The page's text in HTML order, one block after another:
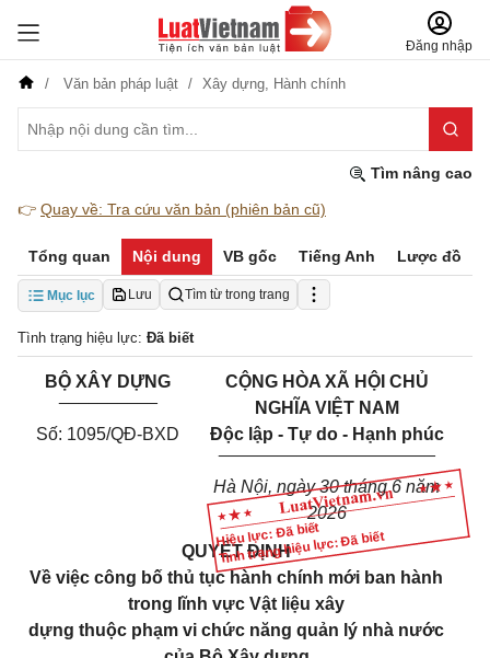
Đăng nhập
Văn bản pháp luật Xây dựng, Hành chính
Tìm nâng cao
👉 Quay về: Tra cứu văn bản (phiên bản cũ)
Tổng quan Nội dung VB gốc Tiếng Anh Lược đồ
Mục lục Lưu Tìm từ trong trang
Tình trạng hiệu lực: Đã biết
Hiệu lực: Đã biết
Tình trạng hiệu lực: Đã biết
BỘ XÂY DỰNG
__________
Số: 1095/QĐ-BXD
CỘNG HÒA XÃ HỘI CHỦ
NGHĨA VIỆT NAM
Độc lập - Tự do - Hạnh phúc
______________________
Hà Nội, ngày 30 tháng 6 năm
2026
QUYẾT ĐỊNH
Về việc công bố thủ tục hành chính mới ban hành
trong lĩnh vực Vật liệu xây
dựng thuộc phạm vi chức năng quản lý nhà nước